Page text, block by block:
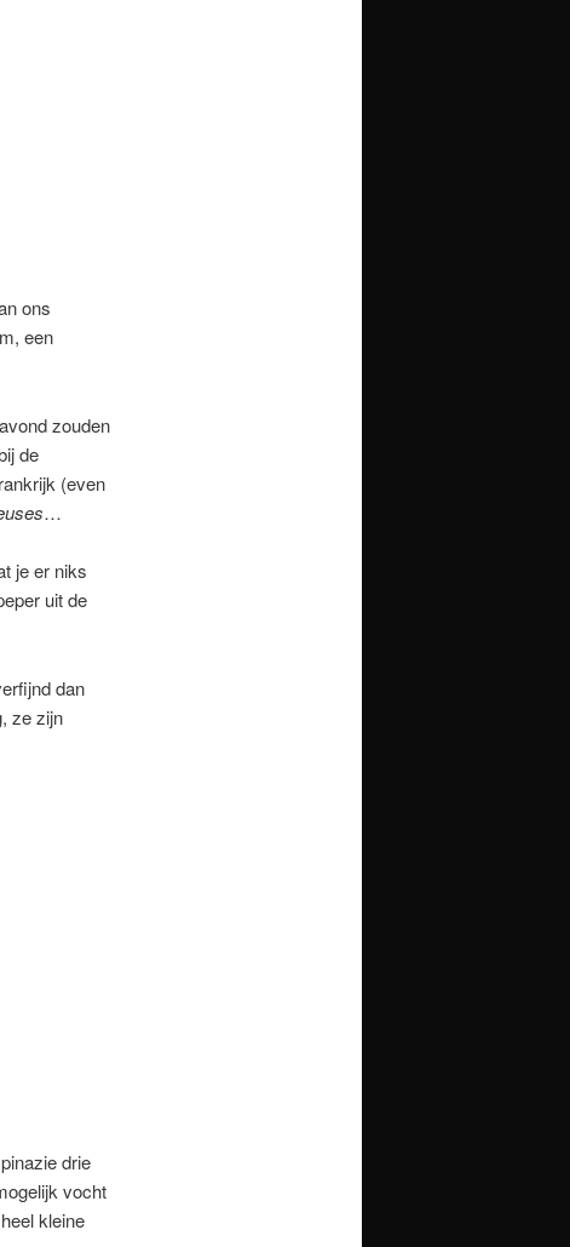
ons
een
zouden
de
(even
…
je er niks
uit de
dan
ze zijn
drie
vocht
kleine